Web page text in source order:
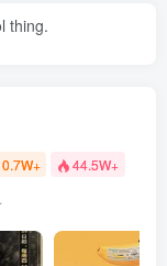
thing.
44.5W+